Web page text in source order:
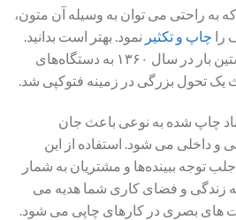
راحتی می‌ توان به وسیله آن متون،
را چاپ و تکثیر نمود. بهتر است بدانید.
که فن آوری رنگ برای نخستین بار در سال ۱۳۶۰ به دستگاه‌های
یک تحول بزرگی در زمینه فتوکپی شد.
چاپ شده به نوعی باعث جان
و داخلی می‌ شود. استفاده از این
توجه ببینده‌ها و مشتریان به شمار
زندگی و فضای کاری شما هدیه می
های بصری در کارهای چاپی می شود.